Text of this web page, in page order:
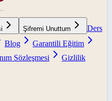
Şifremi Unuttum
Ders
Blog
Garantili Eğitim
Sözleşmesi
Gizlilik